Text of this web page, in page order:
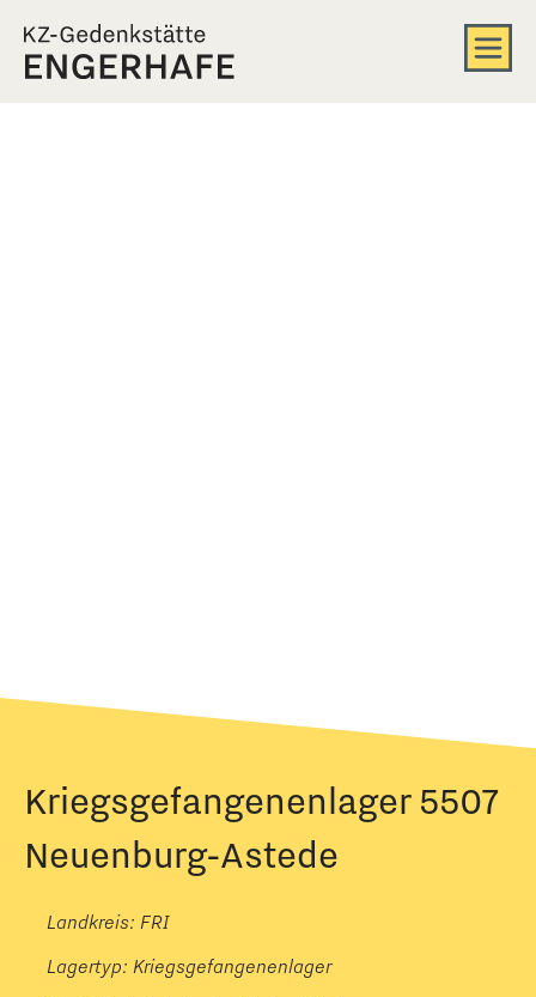
Kriegsgefangenenlager 5507
Neuenburg-Astede
Landkreis: FRI
Lagertyp: Kriegsgefangenenlager